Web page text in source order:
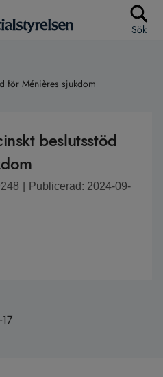
Sök
för Ménières sjukdom
beslutsstöd
Publicerad: 2024-09-